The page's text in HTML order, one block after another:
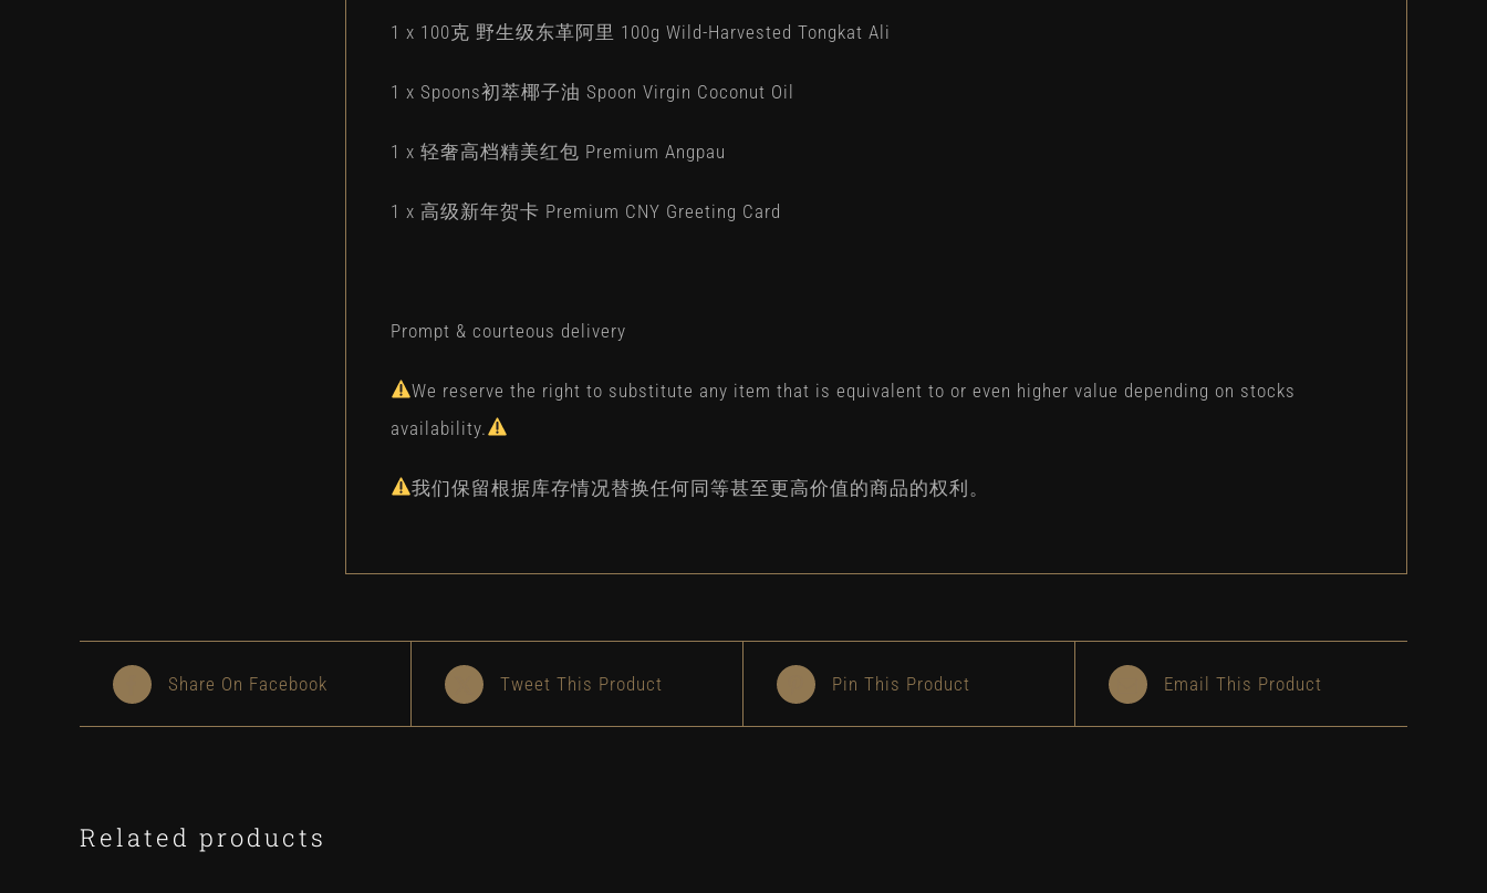
1 x 100克 野生级东革阿里 100g Wild-Harvested Tongkat Ali
1 x Spoons初萃椰子油 Spoon Virgin Coconut Oil
1 x 轻奢高档精美红包 Premium Angpau
1 x 高级新年贺卡 Premium CNY Greeting Card
Prompt & courteous delivery
We reserve the right to substitute any item that is equivalent to or even higher value depending on stocks
availability.
我们保留根据库存情况替换任何同等甚至更高价值的商品的权利。
Share On Facebook Tweet This Product Pin This Product Email This Product
Related products